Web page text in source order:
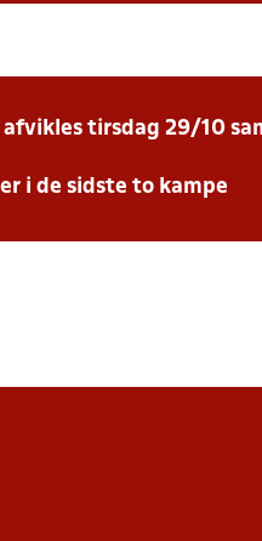
afvikles tirsdag 29/10
i de sidste to kampe